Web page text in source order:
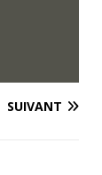
SUIVANT